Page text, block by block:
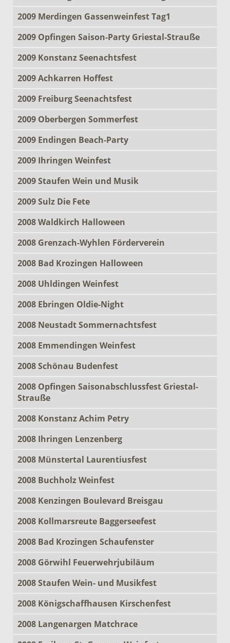
2009 Merdingen Gassenweinfest Tag1
2009 Opfingen Saison-Party Griestal-Strauße
2009 Konstanz Seenachtsfest
2009 Achkarren Hoffest
2009 Freiburg Seenachtsfest
2009 Oberbergen Sommerfest
2009 Endingen Beach-Party
2009 Ihringen Weinfest
2009 Staufen Wein und Musik
2009 Sulz Die Fete
2008 Waldkirch Halloween
2008 Grenzach-Wyhlen Förderverein
2008 Bad Krozingen Halloween
2008 Uhldingen Weinfest
2008 Ebringen Oldie-Night
2008 Neustadt Sommernachtsfest
2008 Emmendingen Weinfest
2008 Schönau Budenfest
2008 Opfingen Saisonabschlussfest Griestal-
Strauße
2008 Konstanz Achim Petry
2008 Ihringen Lenzenberg
2008 Münstertal Laurentiusfest
2008 Buchholz Weinfest
2008 Kenzingen Boulevard Breisgau
2008 Kollmarsreute Baggerseefest
2008 Bad Krozingen Schaufenster
2008 Görwihl Feuerwehrjubiläum
2008 Staufen Wein- und Musikfest
2008 Königschaffhausen Kirschenfest
2008 Langenargen Matchrace